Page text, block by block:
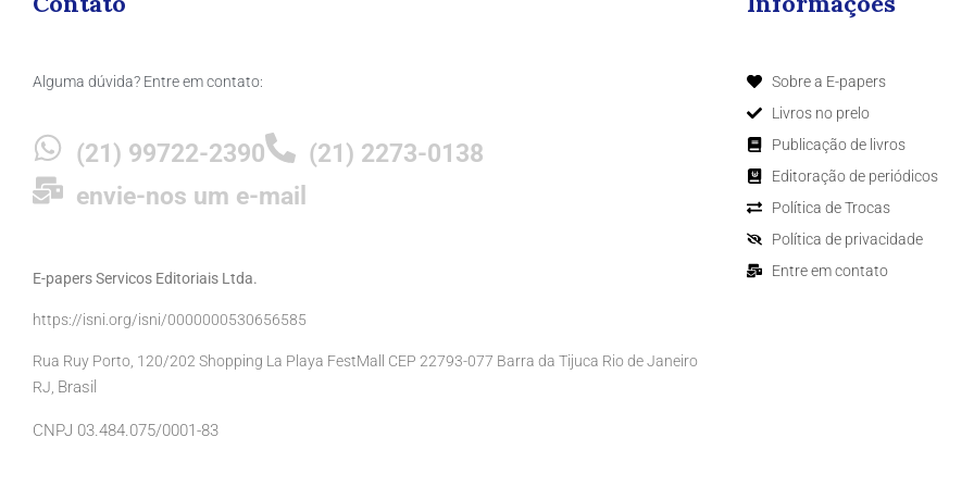
Alguma dúvida? Entre em contato:
(21) 99722-2390
(21) 2273-0138
envie-nos um e-mail
E-papers Servicos Editoriais Ltda.
https://isni.org/isni/0000000530656585
Rua Ruy Porto, 120/202 Shopping La Playa FestMall CEP 22793-077 Barra da Tijuca Rio de Janeiro
RJ, Brasil
CNPJ 03.484.075/0001-83
Sobre a E-papers
Livros no prelo
Publicação de livros
Editoração de periódicos
Política de Trocas
Política de privacidade
Entre em contato